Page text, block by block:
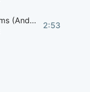
Wrap Your Troubles in Dreams (And Dream Your Troubles Away) 2:53